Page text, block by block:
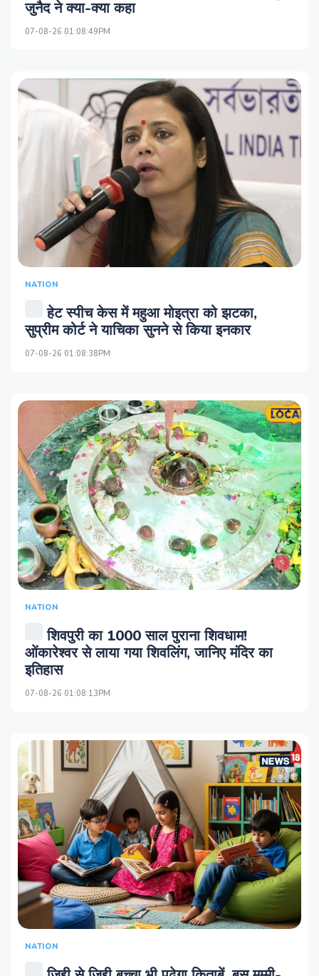
जुनैद ने क्या-क्या कहा
07-08-26 01:08:49PM
NATION
हेट स्पीच केस में महुआ मोइत्रा को झटका,
सुप्रीम कोर्ट ने याचिका सुनने से किया इनकार
07-08-26 01:08:38PM
NATION
शिवपुरी का 1000 साल पुराना शिवधाम!
ओंकारेश्वर से लाया गया शिवलिंग, जानिए मंदिर का
इतिहास
07-08-26 01:08:13PM
NATION